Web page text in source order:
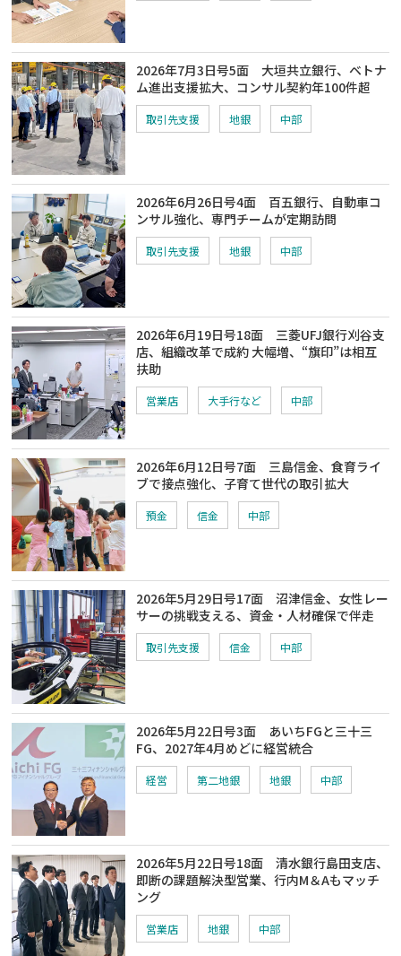
2026年7月3日号5面 大垣共立銀行、ベトナ
ム進出支援拡大、コンサル契約年100件超
取引先支援 地銀 中部
2026年6月26日号4面 百五銀行、自動車コ
ンサル強化、専門チームが定期訪問
取引先支援 地銀 中部
2026年6月19日号18面 三菱UFJ銀行刈谷支
店、組織改革で成約 大幅増、“旗印”は相互
扶助
営業店 大手行など 中部
2026年6月12日号7面 三島信金、食育ライ
ブで接点強化、子育て世代の取引拡大
預金 信金 中部
2026年5月29日号17面 沼津信金、女性レー
サーの挑戦支える、資金・人材確保で伴走
取引先支援 信金 中部
2026年5月22日号3面 あいちFGと三十三
FG、2027年4月めどに経営統合
経営 第二地銀 地銀 中部
2026年5月22日号18面 清水銀行島田支店、
即断の課題解決型営業、行内M＆Aもマッチ
ング
営業店 地銀 中部